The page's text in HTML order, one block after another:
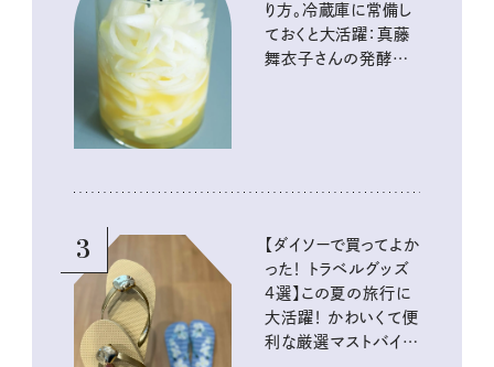
り方。冷蔵庫に常備し
ておくと大活躍：真藤
舞衣子さんの発酵と
3
【ダイソーで買ってよか
った！ トラベルグッズ
4選】この夏の旅行に
大活躍！ かわいくて便
利な厳選マストバイア